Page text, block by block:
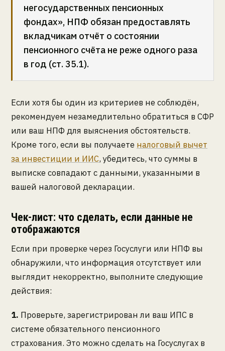
негосударственных пенсионных
фондах», НПФ обязан предоставлять
вкладчикам отчёт о состоянии
пенсионного счёта не реже одного раза
в год (ст. 35.1).
Если хотя бы один из критериев не соблюдён,
рекомендуем незамедлительно обратиться в СФР
или ваш НПФ для выяснения обстоятельств.
Кроме того, если вы получаете налоговый вычет
за инвестиции и ИИС, убедитесь, что суммы в
выписке совпадают с данными, указанными в
вашей налоговой декларации.
Чек-лист: что сделать, если данные не
отображаются
Если при проверке через Госуслуги или НПФ вы
обнаружили, что информация отсутствует или
выглядит некорректно, выполните следующие
действия:
1. Проверьте, зарегистрирован ли ваш ИПС в
системе обязательного пенсионного
страхования. Это можно сделать на Госуслугах в